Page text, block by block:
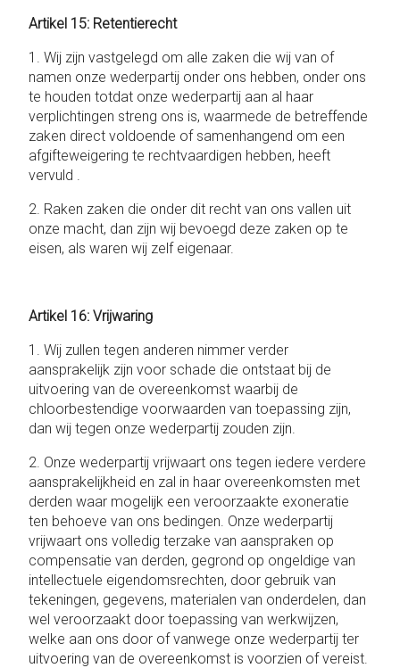
Artikel 15: Retentierecht
1. Wij zijn vastgelegd om alle zaken die wij van of
namen onze wederpartij onder ons hebben, onder ons
te houden totdat onze wederpartij aan al haar
verplichtingen streng ons is, waarmede de betreffende
zaken direct voldoende of samenhangend om een ​​
afgifteweigering te rechtvaardigen hebben, heeft
vervuld .
2. Raken zaken die onder dit recht van ons vallen uit
onze macht, dan zijn wij bevoegd deze zaken op te
eisen, als waren wij zelf eigenaar.
Artikel 16: Vrijwaring
1. Wij zullen tegen anderen nimmer verder
aansprakelijk zijn voor schade die ontstaat bij de
uitvoering van de overeenkomst waarbij de
chloorbestendige voorwaarden van toepassing zijn,
dan wij tegen onze wederpartij zouden zijn.
2. Onze wederpartij vrijwaart ons tegen iedere verdere
aansprakelijkheid en zal in haar overeenkomsten met
derden waar mogelijk een veroorzaakte exoneratie
ten behoeve van ons bedingen. Onze wederpartij
vrijwaart ons volledig terzake van aanspraken op
compensatie van derden, gegrond op ongeldige van
intellectuele eigendomsrechten, door gebruik van
tekeningen, gegevens, materialen van onderdelen, dan
wel veroorzaakt door toepassing van werkwijzen,
welke aan ons door of vanwege onze wederpartij ter
uitvoering van de overeenkomst is voorzien of vereist.